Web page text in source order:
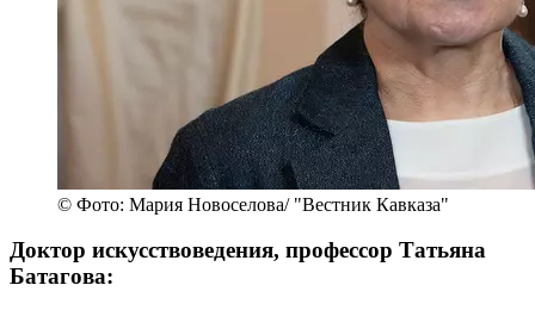
© Фото: Мария Новоселова/ "Вестник Кавказа"
Доктор искусствоведения, профессор Татьяна
Батагова: